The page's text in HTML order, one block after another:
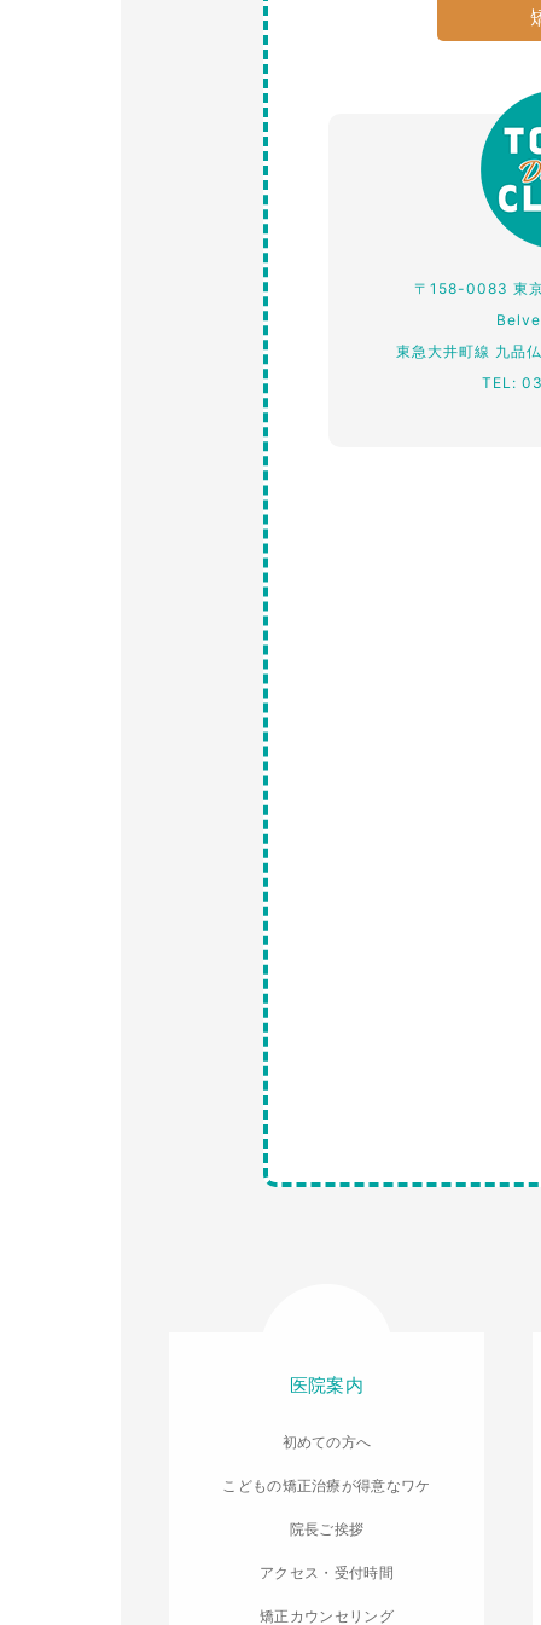
〒158-0083 東
東急大井町線 九品
TEL:
医院案内
初めての方へ
こどもの矯正治療が得意なワケ
院長ご挨拶
アクセス・受付時間
矯正カウンセリング